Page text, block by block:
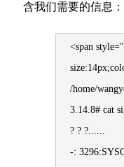
含我们需要的信息：
<span
/home/
3.14.8# cat
? ? ?......
-: